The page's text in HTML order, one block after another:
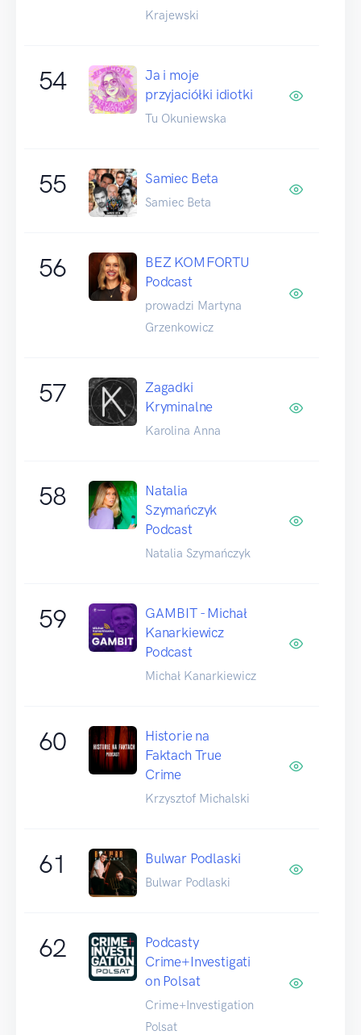
Krajewski
54
Ja i moje
przyjaciółki idiotki
Tu Okuniewska
55 Samiec Beta
Samiec Beta
56
BEZ KOMFORTU
Podcast
prowadzi Martyna
Grzenkowicz
57
Zagadki
Kryminalne
Karolina Anna
58
Natalia
Szymańczyk
Podcast
Natalia Szymańczyk
59
GAMBIT - Michał
Kanarkiewicz
Podcast
Michał Kanarkiewicz
60
Historie na
Faktach True
Crime
Krzysztof Michalski
61 Bulwar Podlaski
Bulwar Podlaski
62
Podcasty
Crime+Investigati
on Polsat
Crime+Investigation
Polsat